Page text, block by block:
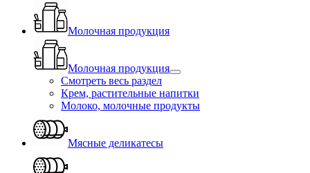
Молочная продукция
Молочная продукция
Смотреть весь раздел
Крем, растительные напитки
Молоко, молочные продукты
Мясные деликатесы